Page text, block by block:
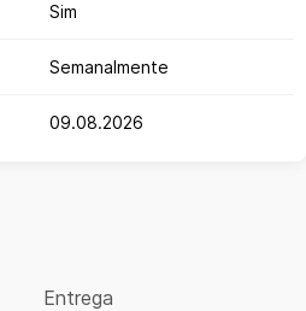
Sim
Semanalmente
09.08.2026
Entrega